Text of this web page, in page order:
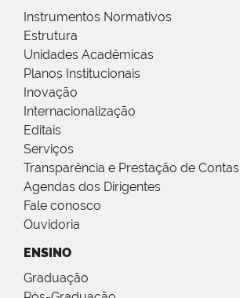
Instrumentos Normativos
Estrutura
Unidades Acadêmicas
Planos Institucionais
Inovação
Internacionalização
Editais
Serviços
Transparência e Prestação de Contas
Agendas dos Dirigentes
Fale conosco
Ouvidoria
ENSINO
Graduação